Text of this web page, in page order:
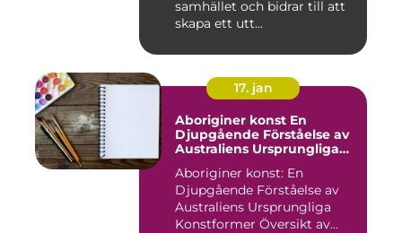
samhället och bidrar till att
skapa ett utt...
17. jan
Aboriginer konst En
Djupgående Förståelse av
Australiens Ursprungliga
Aboriginer konst: En
Djupgående Förståelse av
Australiens Ursprungliga
Konstformer Översikt av